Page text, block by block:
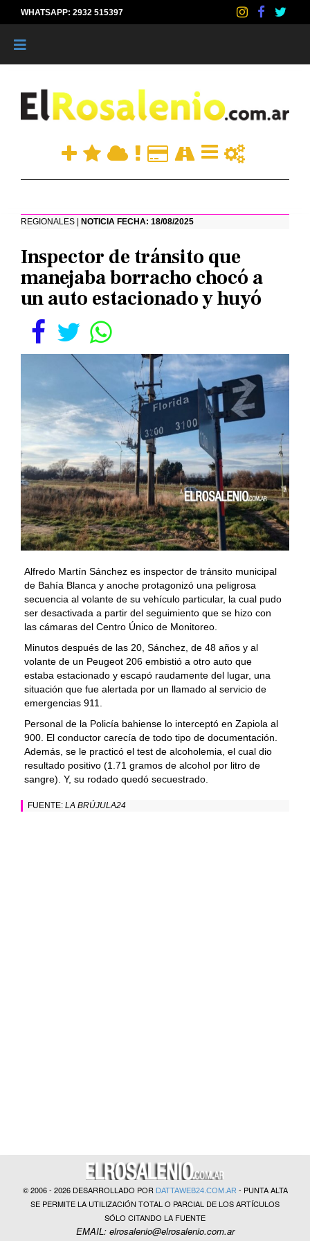
WHATSAPP: 2932 515397
REGIONALES | NOTICIA FECHA: 18/08/2025
Inspector de tránsito que
manejaba borracho chocó a
un auto estacionado y huyó
Alfredo Martín Sánchez es inspector de tránsito municipal
de Bahía Blanca y anoche protagonizó una peligrosa
secuencia al volante de su vehículo particular, la cual pudo
ser desactivada a partir del seguimiento que se hizo con
las cámaras del Centro Único de Monitoreo.
Minutos después de las 20, Sánchez, de 48 años y al
volante de un Peugeot 206 embistió a otro auto que
estaba estacionado y escapó raudamente del lugar, una
situación que fue alertada por un llamado al servicio de
emergencias 911.
Personal de la Policía bahiense lo interceptó en Zapiola al
900. El conductor carecía de todo tipo de documentación.
Además, se le practicó el test de alcoholemia, el cual dio
resultado positivo (1.71 gramos de alcohol por litro de
sangre). Y, su rodado quedó secuestrado.
FUENTE: LA BRÚJULA24
© 2006 - 2026 DESARROLLADO POR DATTAWEB24.COM.AR- PUNTA ALTA
SE PERMITE LA UTILIZACIÓN TOTAL O PARCIAL DE LOS ARTÍCULOS
SÓLO CITANDO LA FUENTE
EMAIL: elrosalenio@elrosalenio.com.ar